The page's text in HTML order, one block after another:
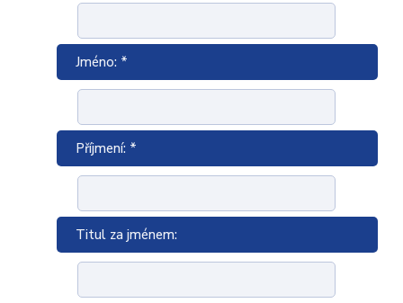
Jméno: *
Příjmení: *
Titul za jménem: